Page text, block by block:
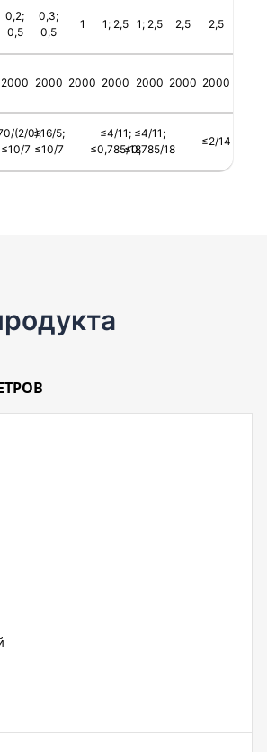
0,2;
0,5
2000
(2/0);
≤10/7
0,3;
0,5
2000
≤16/5;
≤10/7
1
2000
1; 2,5
2000
≤4/11;
≤0,785/18
1; 2,5
2000
≤4/11;
≤0,785/18
2,5
2000
2,5
2000
≤2/14